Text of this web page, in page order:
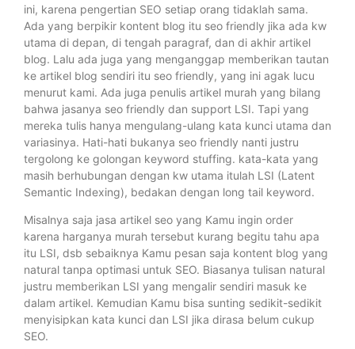
ini, karena pengertian SEO setiap orang tidaklah sama.
Ada yang berpikir kontent blog itu seo friendly jika ada kw
utama di depan, di tengah paragraf, dan di akhir artikel
blog. Lalu ada juga yang menganggap memberikan tautan
ke artikel blog sendiri itu seo friendly, yang ini agak lucu
menurut kami. Ada juga penulis artikel murah yang bilang
bahwa jasanya seo friendly dan support LSI. Tapi yang
mereka tulis hanya mengulang-ulang kata kunci utama dan
variasinya. Hati-hati bukanya seo friendly nanti justru
tergolong ke golongan keyword stuffing. kata-kata yang
masih berhubungan dengan kw utama itulah LSI (Latent
Semantic Indexing), bedakan dengan long tail keyword.
Misalnya saja jasa artikel seo yang Kamu ingin order
karena harganya murah tersebut kurang begitu tahu apa
itu LSI, dsb sebaiknya Kamu pesan saja kontent blog yang
natural tanpa optimasi untuk SEO. Biasanya tulisan natural
justru memberikan LSI yang mengalir sendiri masuk ke
dalam artikel. Kemudian Kamu bisa sunting sedikit-sedikit
menyisipkan kata kunci dan LSI jika dirasa belum cukup
SEO.